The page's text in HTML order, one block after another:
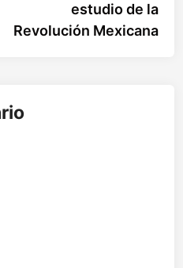
estudio de la
Revolución Mexicana